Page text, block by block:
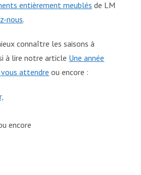
entièrement meublés de LM
nous.
connaître les saisons à
à lire notre article Une année
attendre ou encore :
ou encore